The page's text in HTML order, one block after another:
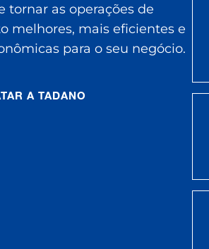
tornar as operações de
melhores, mais eficientes e
para o seu negócio.
A TADANO